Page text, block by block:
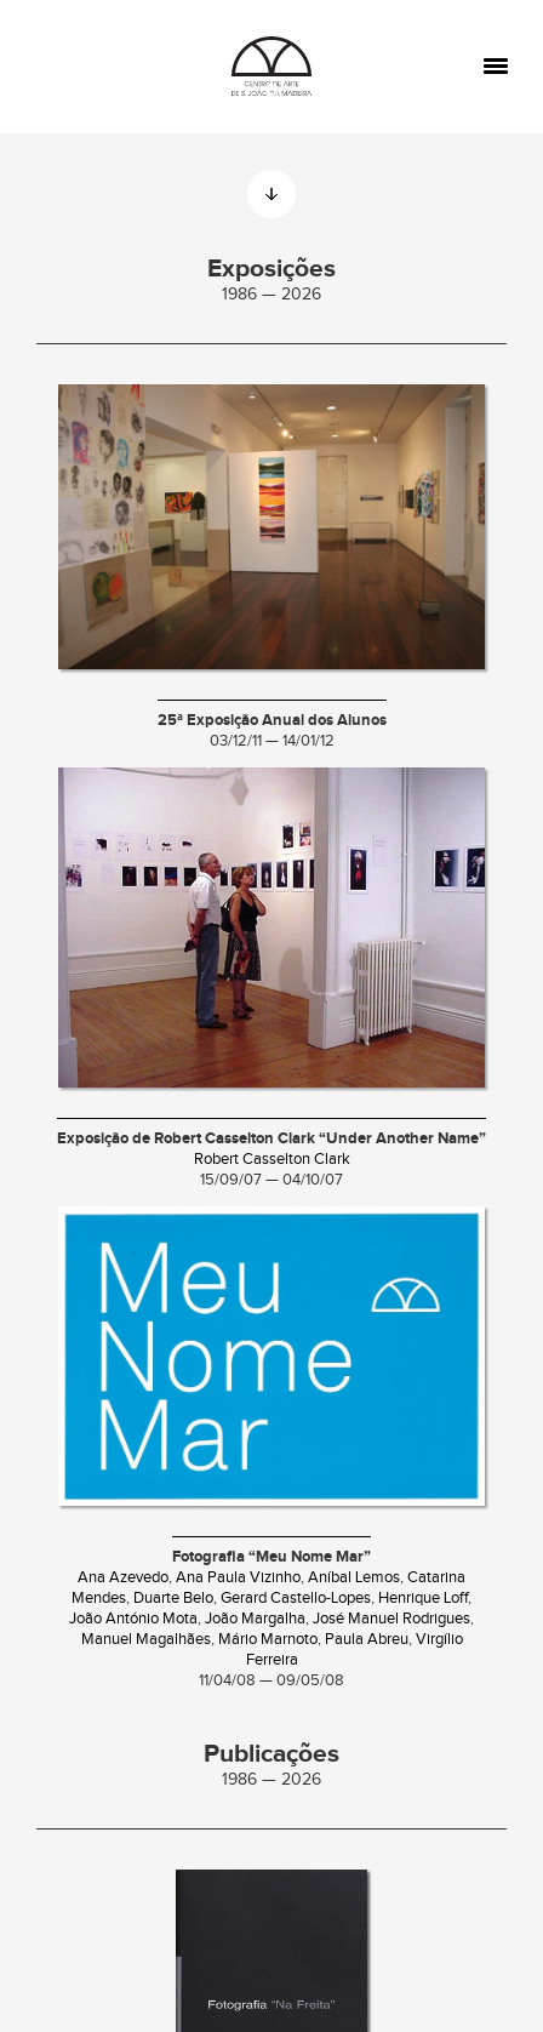
TOGGLE
Exposições
1986 — 2026
25ª Exposição Anual dos Alunos
03/12/11 — 14/01/12
Exposição de Robert Casselton Clark “Under Another Name”
Robert Casselton Clark
15/09/07 — 04/10/07
Fotografia “Meu Nome Mar”
Ana Azevedo, Ana Paula Vizinho, Aníbal Lemos, Catarina
Mendes, Duarte Belo, Gerard Castello-Lopes, Henrique Loff,
João António Mota, João Margalha, José Manuel Rodrigues,
Manuel Magalhães, Mário Marnoto, Paula Abreu, Virgílio
Ferreira
11/04/08 — 09/05/08
Publicações
1986 — 2026